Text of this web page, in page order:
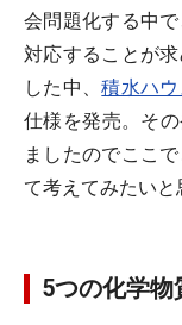
会問題化する中
対応することが
した中、積水ハウ
仕様を発売。そ
ましたのでここ
て考えてみたいと
5つの化学